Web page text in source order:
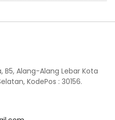
B5, Alang-Alang Lebar Kota
KodePos : 30156.